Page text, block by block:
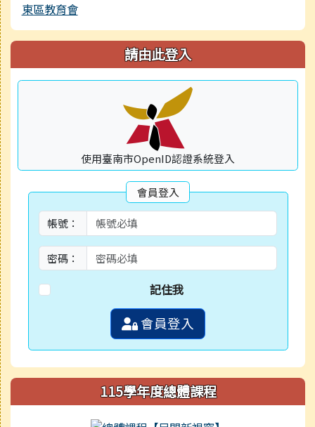
東區教育會
請由此登入
使用臺南市OpenID認證系統登入
會員登入
帳號：
密碼：
記住我
會員登入
115學年度總體課程